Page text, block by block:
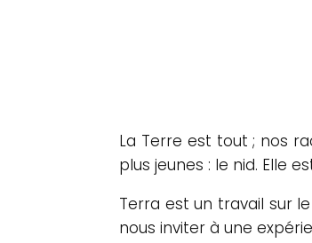
La Terre est tout ; nos
plus jeunes : le nid. Elle
Terra est un travail sur
nous inviter à une